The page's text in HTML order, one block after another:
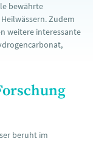
bewährte
Zudem
weitere interessante
beruht im